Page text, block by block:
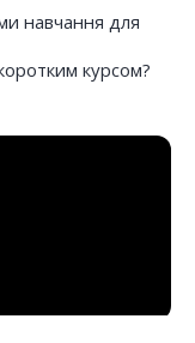
навчання для
курсом?